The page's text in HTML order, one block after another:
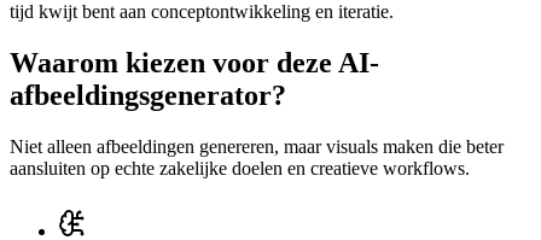
tijd kwijt bent aan conceptontwikkeling en iteratie.
Waarom kiezen voor deze AI-
afbeeldingsgenerator?
Niet alleen afbeeldingen genereren, maar visuals maken die beter
aansluiten op echte zakelijke doelen en creatieve workflows.